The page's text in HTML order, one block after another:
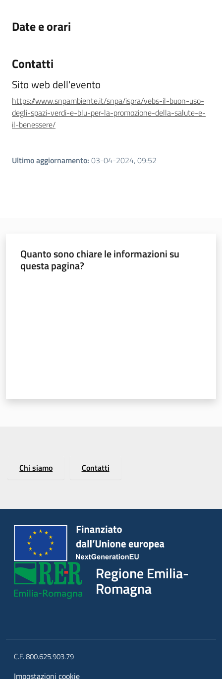
Date e orari
Contatti
Sito web dell'evento
https://www.snpambiente.it/snpa/ispra/vebs-il-buon-uso-
degli-spazi-verdi-e-blu-per-la-promozione-della-salute-e-
il-benessere/
Ultimo aggiornamento: 03-04-2024, 09:52
Quanto sono chiare le informazioni su
questa pagina?
Chi siamo Contatti
Regione Emilia-
Romagna
C.F. 800.625.903.79
Impostazioni cookie